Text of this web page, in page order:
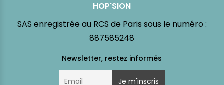
HOP'SION
SAS enregistrée au RCS de Paris sous le numéro :
887585248